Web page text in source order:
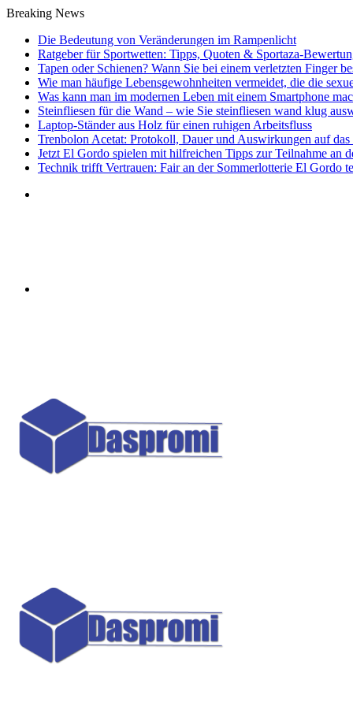
Breaking News
Die Bedeutung von Veränderungen im Rampenlicht
Ratgeber für Sportwetten: Tipps, Quoten & Sportaza-
Tapen oder Schienen? Wann Sie bei einem verletzten Finger
Wie man häufige Lebensgewohnheiten vermeidet, die die
Was kann man im modernen Leben mit einem Smartphone
Steinfliesen für die Wand – wie Sie steinfliesen wand klug
Laptop-Ständer aus Holz für einen ruhigen Arbeitsfluss
Trenbolon Acetat: Protokoll, Dauer und Auswirkungen auf das
Jetzt El Gordo spielen mit hilfreichen Tipps zur Teilnahme an
Technik trifft Vertrauen: Fair an der Sommerlotterie El Gordo